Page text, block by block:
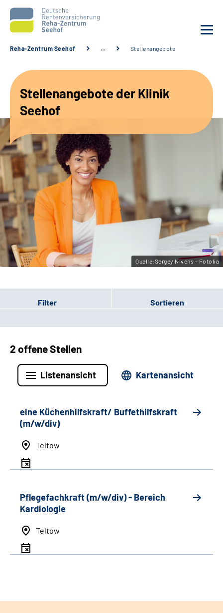
Unsere Angebote
Karriere
Sozialdienste & Zuweisende
Suche
Leichte Sprache
Gebärdensprache
Reha-Zentrum Seehof … Stellenangebote
Stellenangebote der Klinik
Seehof
Quelle:Sergey Nivens - Fotolia
Filter Sortieren
2 offene Stellen
Listenansicht Kartenansicht
eine Küchenhilfskraft/ Buffethilfskraft
(m/w/div)
Teltow
Pflegefachkraft (m/w/div) - Bereich
Kardiologie
Teltow